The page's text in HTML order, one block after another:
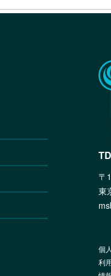
〒
東
個
利